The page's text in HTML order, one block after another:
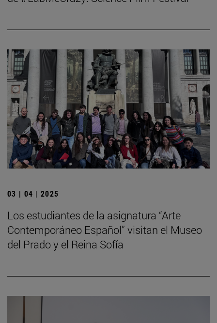
03 | 04 | 2025
Los estudiantes de la asignatura “Arte
Contemporáneo Español” visitan el Museo
del Prado y el Reina Sofía